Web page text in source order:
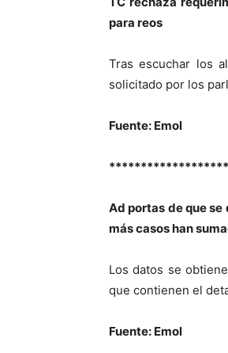
para reos
Tras escuchar los
solicitado por los
Fuente: Emol
Ad portas de que
más casos han
Los datos se
que contienen el
Fuente: Emol